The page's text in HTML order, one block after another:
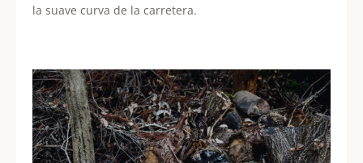
la suave curva de la carretera.